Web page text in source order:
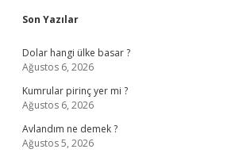
Sidebar
Son Yazılar
Dolar hangi ülke basar ?
Ağustos 6, 2026
Kumrular pirinç yer mi ?
Ağustos 6, 2026
Avlandım ne demek ?
Ağustos 5, 2026